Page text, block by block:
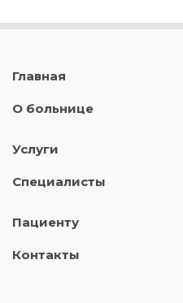
Главная
О больнице
Услуги
Специалисты
Пациенту
Контакты